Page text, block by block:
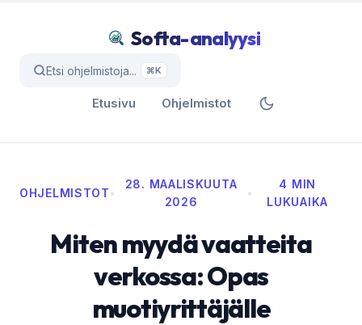
Softa-analyysi
Etsi ohjelmistoja... ⌘K
Etusivu Ohjelmistot
OHJELMISTOT•
28. MAALISKUUTA
2026
•
4 MIN
LUKUAIKA
Miten myydä vaatteita
verkossa: Opas
muotiyrittäjälle